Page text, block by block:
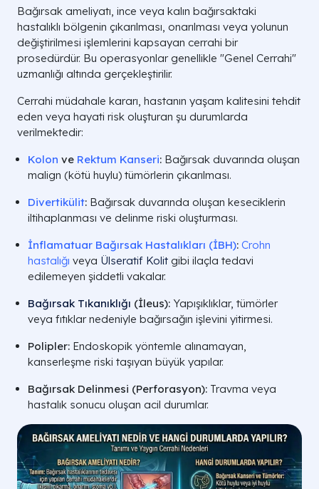
Bağırsak ameliyatı, ince veya kalın bağırsaktaki
hastalıklı bölgenin çıkarılması, onarılması veya yolunun
değiştirilmesi işlemlerini kapsayan cerrahi bir
prosedürdür. Bu operasyonlar genellikle "Genel Cerrahi"
uzmanlığı altında gerçekleştirilir.
Cerrahi müdahale kararı, hastanın yaşam kalitesini tehdit
eden veya hayati risk oluşturan şu durumlarda
verilmektedir:
Kolon ve Rektum Kanseri: Bağırsak duvarında oluşan
malign (kötü huylu) tümörlerin çıkarılması.
Divertikülit: Bağırsak duvarında oluşan keseciklerin
iltihaplanması ve delinme riski oluşturması.
İnflamatuar Bağırsak Hastalıkları (İBH): Crohn
hastalığı veya Ülseratif Kolit gibi ilaçla tedavi
edilemeyen şiddetli vakalar.
Bağırsak Tıkanıklığı (İleus): Yapışıklıklar, tümörler
veya fıtıklar nedeniyle bağırsağın işlevini yitirmesi.
Polipler: Endoskopik yöntemle alınamayan,
kanserleşme riski taşıyan büyük yapılar.
Bağırsak Delinmesi (Perforasyon): Travma veya
hastalık sonucu oluşan acil durumlar.